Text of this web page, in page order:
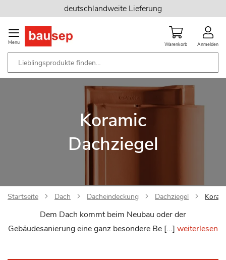
Inhalt
springen
deutschlandweite Lieferung
Menu Warenkorb Anmelden
Koramic
Dachziegel
Startseite Dach Dacheindeckung Dachziegel
Dem Dach kommt beim Neubau oder der
Gebäudesanierung eine ganz besondere Be [...] weiterlesen